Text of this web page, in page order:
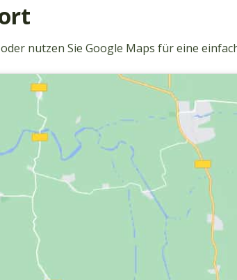
nutzen Sie Google Maps für eine